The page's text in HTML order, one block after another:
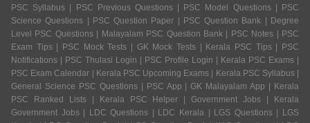
PSC Syllabus | PSC Previous Questions | PSC Model Questions | PSC
Science Questions | PSC Question Paper | PSC Question Bank | Degree
Level PSC Questions | Malayalam PSC Question Bank | PSC Notes | PSC
Exam Tips | PSC Mock Tests | GK Mock Tests | Kerala PSC Tips | PSC
Notifications | PSC Thulasi Login | PSC Profile Login | Kerala PSC Exams |
PSC Exam Calendar | Kerala PSC Upcoming Exams | Kerala PSC Syllabus |
General Science PSC Questions | PSC App | GK Malayalam App | Kerala
PSC Ranked Lists | Kerala PSC Helper | Government Jobs | Kerala
Government Jobs | LDC Questions | LDC Kerala | LGS Questions | LGS